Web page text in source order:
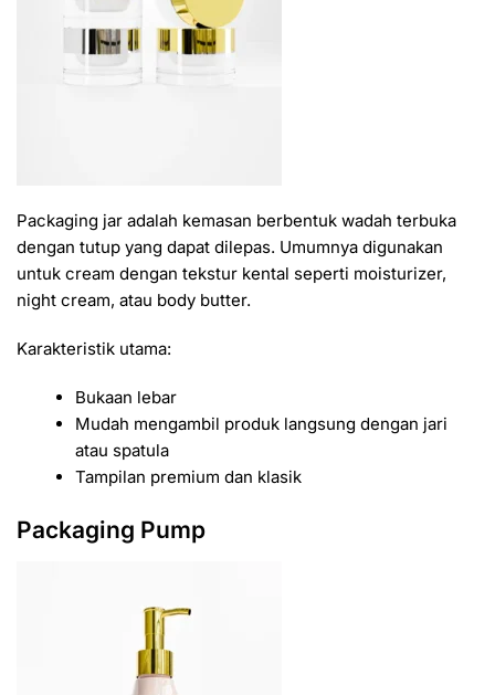
Packaging jar adalah kemasan berbentuk wadah terbuka
dengan tutup yang dapat dilepas. Umumnya digunakan
untuk cream dengan tekstur kental seperti moisturizer,
night cream, atau body butter.
Karakteristik utama:
Bukaan lebar
Mudah mengambil produk langsung dengan jari
atau spatula
Tampilan premium dan klasik
Packaging Pump